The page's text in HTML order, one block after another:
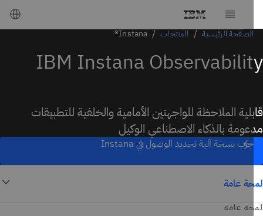
الصفحة الرئيسية المنتجات Instana®
IBM Instana
الملاحظة للواجهتين الأمامية والخلفية للتطبيقات
بالذكاء الاصطناعي الوكيل
جرب نسخة آلية تحديد الوصول في Instana
عامة
عامة